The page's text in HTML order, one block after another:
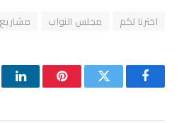
اخترنا لكم مجلس النواب
فيسبوكتويتر بينتيريست